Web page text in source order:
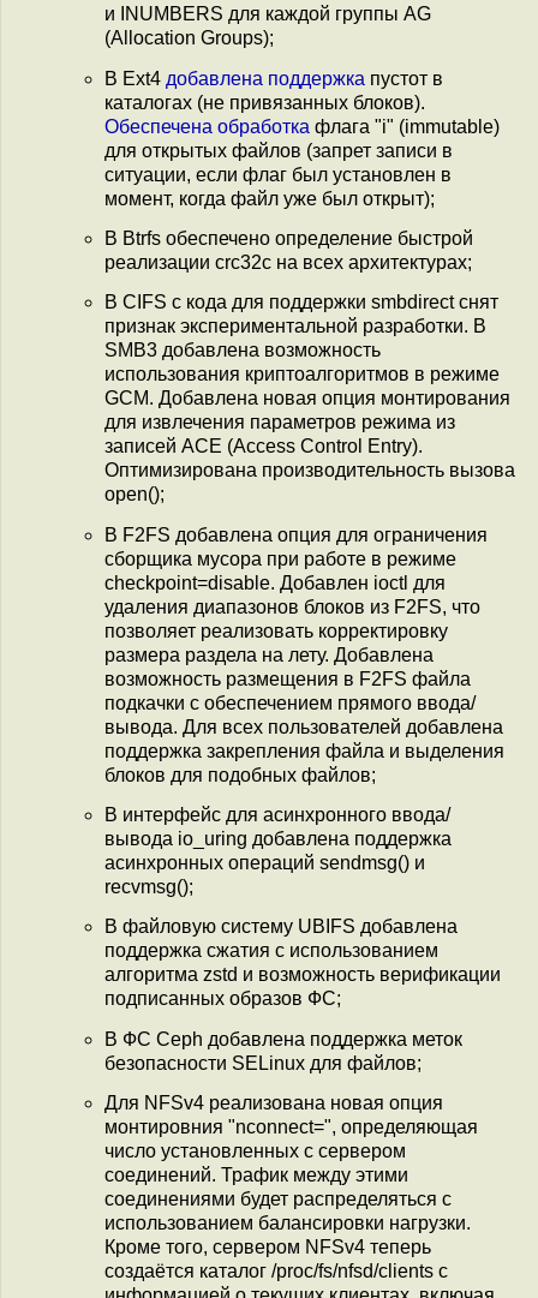
и INUMBERS для каждой группы AG
(Allocation Groups);
В Ext4 добавлена поддержка пустот в
каталогах (не привязанных блоков).
Обеспечена обработка флага "i" (immutable)
для открытых файлов (запрет записи в
ситуации, если флаг был установлен в
момент, когда файл уже был открыт);
В Btrfs обеспечено определение быстрой
реализации crc32c на всех архитектурах;
В CIFS с кода для поддержки smbdirect снят
признак экспериментальной разработки. В
SMB3 добавлена возможность
использования криптоалгоритмов в режиме
GCM. Добавлена новая опция монтирования
для извлечения параметров режима из
записей ACE (Access Сontrol Entry).
Оптимизирована производительность вызова
open();
В F2FS добавлена опция для ограничения
сборщика мусора при работе в режиме
checkpoint=disable. Добавлен ioctl для
удаления диапазонов блоков из F2FS, что
позволяет реализовать корректировку
размера раздела на лету. Добавлена
возможность размещения в F2FS файла
подкачки с обеспечением прямого ввода/
вывода. Для всех пользователей добавлена
поддержка закрепления файла и выделения
блоков для подобных файлов;
В интерфейс для асинхронного ввода/
вывода io_uring добавлена поддержка
асинхронных операций sendmsg() и
recvmsg();
В файловую систему UBIFS добавлена
поддержка сжатия с использованием
алгоритма zstd и возможность верификации
подписанных образов ФС;
В ФС Ceph добавлена поддержка меток
безопасности SELinux для файлов;
Для NFSv4 реализована новая опция
монтировния "nconnect=", определяющая
число установленных с сервером
соединений. Трафик между этими
соединениями будет распределяться с
использованием балансировки нагрузки.
Кроме того, сервером NFSv4 теперь
создаётся каталог /proc/fs/nfsd/clients с